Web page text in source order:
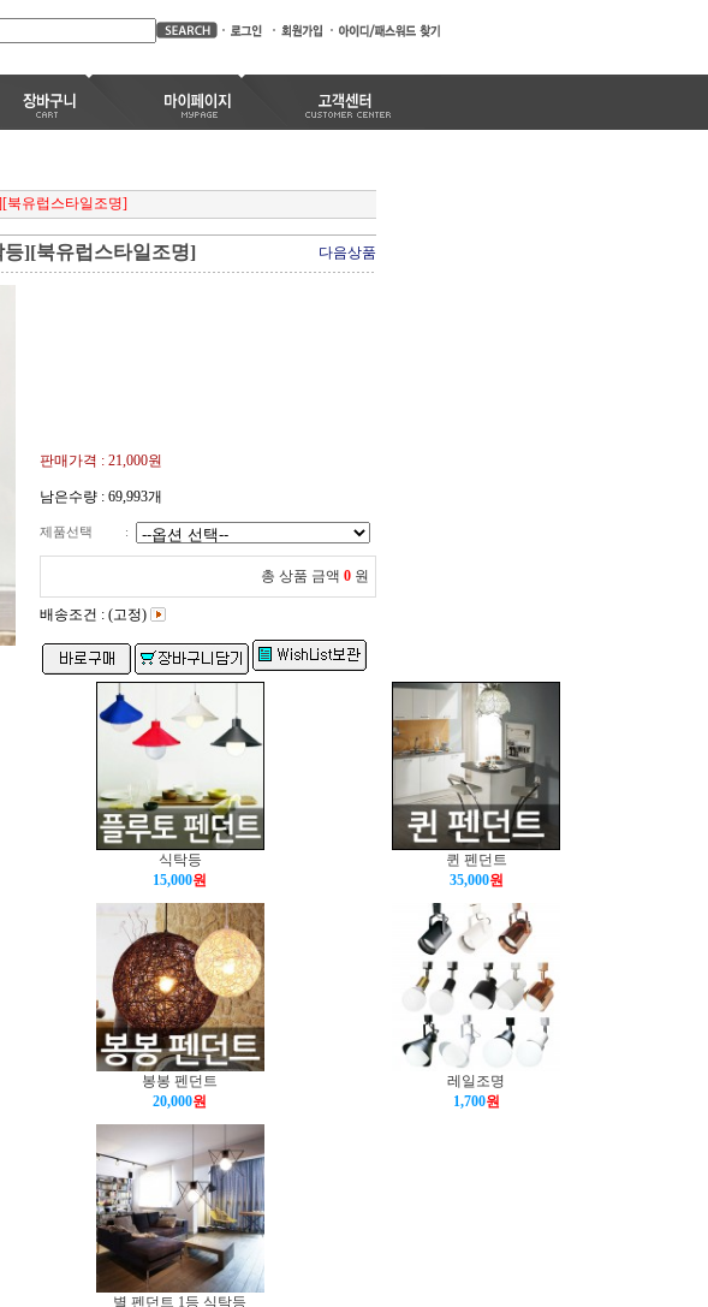
북유럽스타일조명]
][북유럽스타일조명] 다음상품
판매가격 : 21,000원
남은수량 : 69,993개
제품선택 :
총 상품 금액 0 원
배송조건 : (고정)
식탁등
퀸 펜던트
15,000원 35,000원
봉봉 펜던트
레일조명
20,000원 1,700원
별 펜던트 1등 식탁등